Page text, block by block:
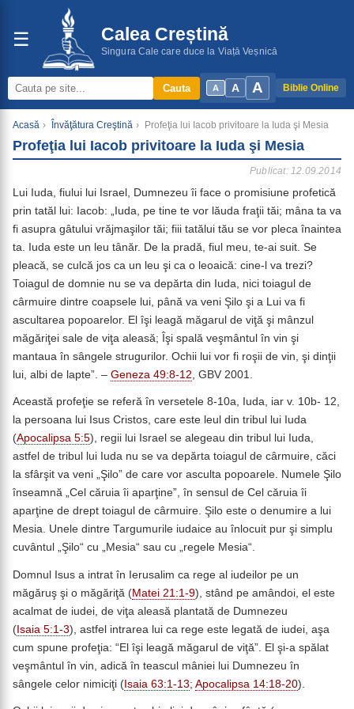
☰ Calea Creștină
Singura Cale care duce la Viață Veșnică
A A A Biblie Online
Cauta
Acasă › Învăţătura Creştină › Profeţia lui Iacob privitoare la Iuda şi Mesia
Profeţia lui Iacob privitoare la Iuda şi Mesia
Publicat: 12.09.2014
Lui Iuda, fiului lui Israel, Dumnezeu îi face o promisiune profetică
prin tatăl lui: Iacob: „Iuda, pe tine te vor lăuda fraţii tăi; mâna ta va
fi asupra gâtului vrăjmaşilor tăi; fiii tatălui tău se vor pleca înaintea
ta. Iuda este un leu tânăr. De la pradă, fiul meu, te-ai suit. Se
pleacă, se culcă jos ca un leu şi ca o leoaică: cine-l va trezi?
Toiagul de domnie nu se va depărta din Iuda, nici toiagul de
cârmuire dintre coapsele lui, până va veni Şilo şi a Lui va fi
ascultarea popoarelor. El îşi leagă măgarul de viţă şi mânzul
măgăriţei sale de viţa aleasă; Îşi spală veşmântul în vin şi
mantaua în sângele strugurilor. Ochii lui vor fi roşii de vin, şi dinţii
lui, albi de lapte”. – Geneza 49:8-12, GBV 2001.
Această profeţie se referă în versetele 8-10a, Iuda, iar v. 10b- 12,
la persoana lui Isus Cristos, care este leul din tribul lui Iuda
(Apocalipsa 5:5), regii lui Israel se alegeau din tribul lui Iuda,
astfel de tribul lui Iuda nu se va depărta toiagul de cârmuire, căci
la sfârşit va veni „Şilo” de care vor asculta popoarele. Numele Şilo
înseamnă „Cel căruia îi aparţine”, în sensul de Cel căruia îi
aparţine de drept toiagul de cârmuire. Şilo este o denumire a lui
Mesia. Unele dintre Targumurile iudaice au înlocuit pur şi simplu
cuvântul „Şilo“ cu „Mesia“ sau cu „regele Mesia“.
Domnul Isus a intrat în Ierusalim ca rege al iudeilor pe un
măgăruş şi o măgăriţă (Matei 21:1-9), stând pe amândoi, el este
acalmat de iudei, de viţa aleasă plantată de Dumnezeu
( Isaia 5:1-3), astfel intrarea lui ca rege este legată de iudei, aşa
cum spune profeţia: “El îşi leagă măgarul de viţă”. El şi-a spălat
veşmântul în vin, adică în teascul mâniei lui Dumnezeu în
sângele celor nimiciţi ( Isaia 63:1-13; Apocalipsa 14:18-20).